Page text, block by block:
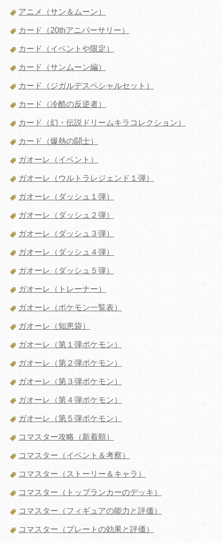
アニメ（サン＆ムーン）
カード（20thアニバーサリー）
カード（イベントや限定）
カード（サンムーン編）
カード（ジガルデスペシャルセット）
カード（冷酷の反逆者）
カード（幻・伝説ドリームキラコレクション）
カード（爆熱の闘士）
ガオーレ（イベント）
ガオーレ（ウルトラレジェンド１弾）
ガオーレ（ダッシュ１弾）
ガオーレ（ダッシュ２弾）
ガオーレ（ダッシュ３弾）
ガオーレ（ダッシュ４弾）
ガオーレ（ダッシュ５弾）
ガオーレ（トレーナー）
ガオーレ（ポケモン一覧表）
ガオーレ（知恵袋）
ガオーレ（第１弾ポケモン）
ガオーレ（第２弾ポケモン）
ガオーレ（第３弾ポケモン）
ガオーレ（第４弾ポケモン）
ガオーレ（第５弾ポケモン）
コマスター攻略（新着順）
コマスター（イベント＆考察）
コマスター（ストーリー＆キャラ）
コマスター（トップランカーのデッキ）
コマスター（フィギュアの能力と評価）
コマスター（プレートの効果と評価）